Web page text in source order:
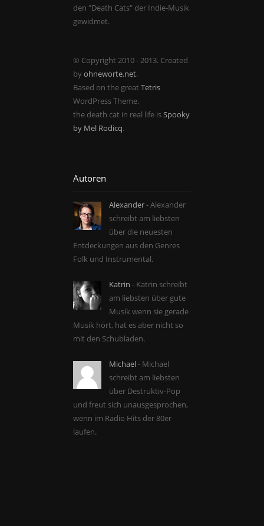
den "Death Cats" der Indie-Musik
gewidmet.
© Copyright 2010 - 2013. Created
byohneworte.net.
Based on the great Tetris
WordPress Theme.
the death cat in real life isSpooky
by Mel Rodicq.
Autoren
Alexander- Alexander
schreibt am liebsten
über die neuesten
Entdeckungen aus den Genres
Folk und Instrumental.
Katrin - Katrin schreibt
am liebsten über gute
Musik wenn sie gerade
Musik hört, hat es aber nicht so
mit den Schubladen.
Michael- Michael
schreibt am liebsten
über Destruktiv-Pop
und freut sich unausgesprochen,
wenn im Radio Hits der 80er
laufen.